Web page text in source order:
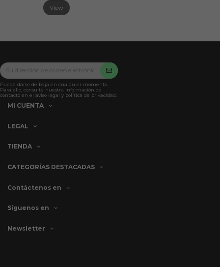
View
Puede darse de baja en cualquier momento.
Para ello, consulte nuestra información de
contacto en el aviso legal y política de privacidad.
MI CUENTA
LEGAL
TIENDA
CATEGORÍAS DESTACADAS
Contáctenos en
Síguenos en
Newsletter